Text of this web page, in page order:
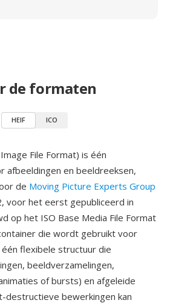
de formaten
HEIF ICO
File Format) is één
afbeeldingen en beeldreeksen,
de Moving Picture Experts Group
voor het eerst gepubliceerd in
op het ISO Base Media File Format
die wordt gebruikt voor
flexibele structuur die
beeldverzamelingen,
of bursts) en afgeleide
destructieve bewerkingen kan